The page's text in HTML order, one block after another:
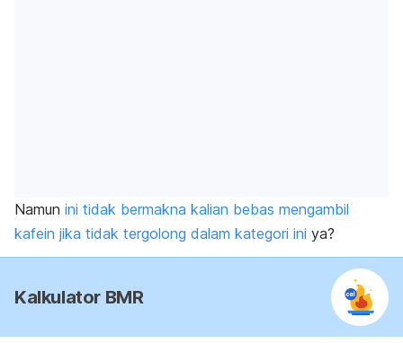
Namun ini tidak bermakna kalian bebas mengambil
kafein jika tidak tergolong dalam kategori ini ya?
Kalkulator BMR